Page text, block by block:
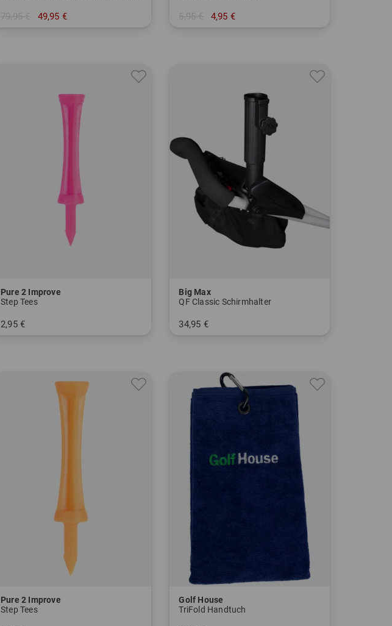
79,95 € 49,95 € 5,95 € 4,95 €
Pure 2 Improve
Step Tees
2,95 €
Big Max
QF Classic Schirmhalter
34,95 €
Pure 2 Improve
Step Tees
Golf House
TriFold Handtuch